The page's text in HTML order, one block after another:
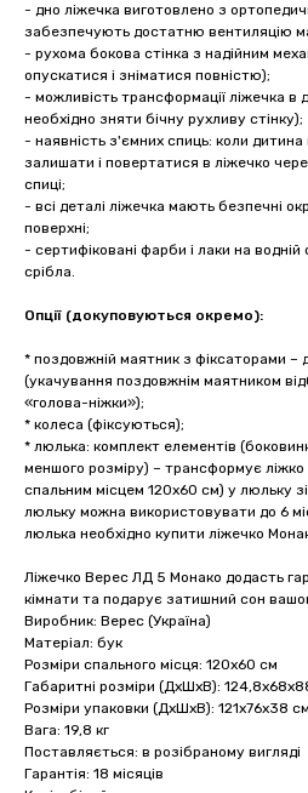
- дно ліжечка виготовлено з
забезпечують достатню вентиляцію
- рухома бокова стінка з надійним
опускатися і зніматися повністю);
- можливість трансформації ліжечка в
необхідно зняти бічну рухливу стінку);
- наявність з'ємних спиць: коли
залишати і повертатися в ліжечко
спиці;
- всі деталі ліжечка мають безпечні
поверхні;
- сертифіковані фарби і лаки на водній
срібла.
Опції (докуповуються окремо):
* поздовжній маятник з фіксаторами –
(укачування поздовжнім маятником
«голова-ніжки»);
* колеса (фіксуються);
* люлька: комплект елементів
меншого розміру) – трансформує ліжко
спальним місцем 120х60 см) у люльку
люльку можна використовувати до 6
люлька необхідно купити ліжечко
Ліжечко Верес ЛД 5 Монако додасть
кімнати та подарує затишний сон
Виробник: Верес (Україна)
Матеріал: бук
Розміри спального місця: 120х60 см
Габаритні розміри (ДхШхВ):
Розміри упаковки (ДхШхВ): 121х76х38 см
Вага: 19,8 кг
Поставляється: в розібраному вигляді
Гарантія: 18 місяців